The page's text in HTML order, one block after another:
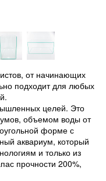
от начинающих
подходит для любых
целей. Это
объемом воды от
форме с
аквариум, который
и только из
прочности 200%,